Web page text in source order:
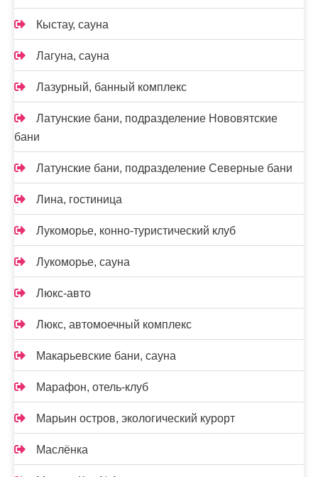
Кыстау, сауна
Лагуна, сауна
Лазурный, банный комплекс
Латунские бани, подразделение Нововятские
бани
Латунские бани, подразделение Северные бани
Лина, гостиница
Лукоморье, конно-туристический клуб
Лукоморье, сауна
Люкс-авто
Люкс, автомоечный комплекс
Макарьевские бани, сауна
Марафон, отель-клуб
Марьин остров, экологический курорт
Маслёнка